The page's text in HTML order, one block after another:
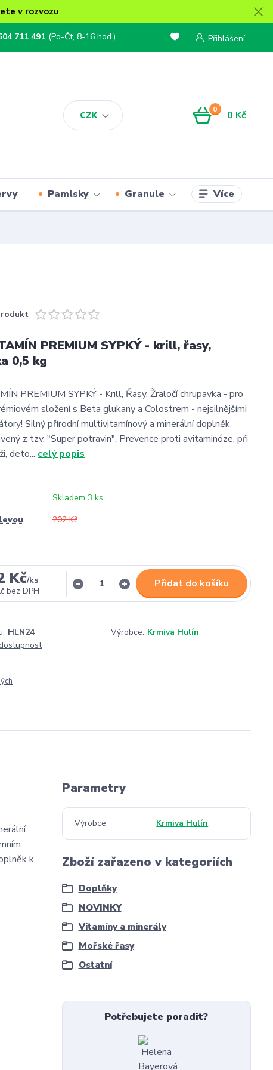
v rozvozu
CZK
Přihlášení
711 491 (Po-Čt, 8-16 hod.)
0 0 Kč
Pamlsky Granule Více
PREMIUM SYPKÝ - krill, řasy,
0,5 kg
PREMIUM SYPKÝ - Krill, Řasy, Žraločí chrupavka - pro
složení s Beta glukany a Colostrem - nejsilnějšími
Silný přírodní multivitamínový a minerální doplněk
z tzv. "Super potravin". Prevence proti avitaminóze, při
deto... celý popis
Skladem 3 ks
202 Kč
Kč/ks
bez DPH
Přidat do košíku
HLN24 Výrobce: Krmiva Hulín
k
Parametry
Výrobce Krmiva Hulín
Zboží zařazeno v kategoriích
Doplňky
NOVINKY
Vitamíny a minerály
Mořské řasy
Ostatní
Potřebujete poradit?